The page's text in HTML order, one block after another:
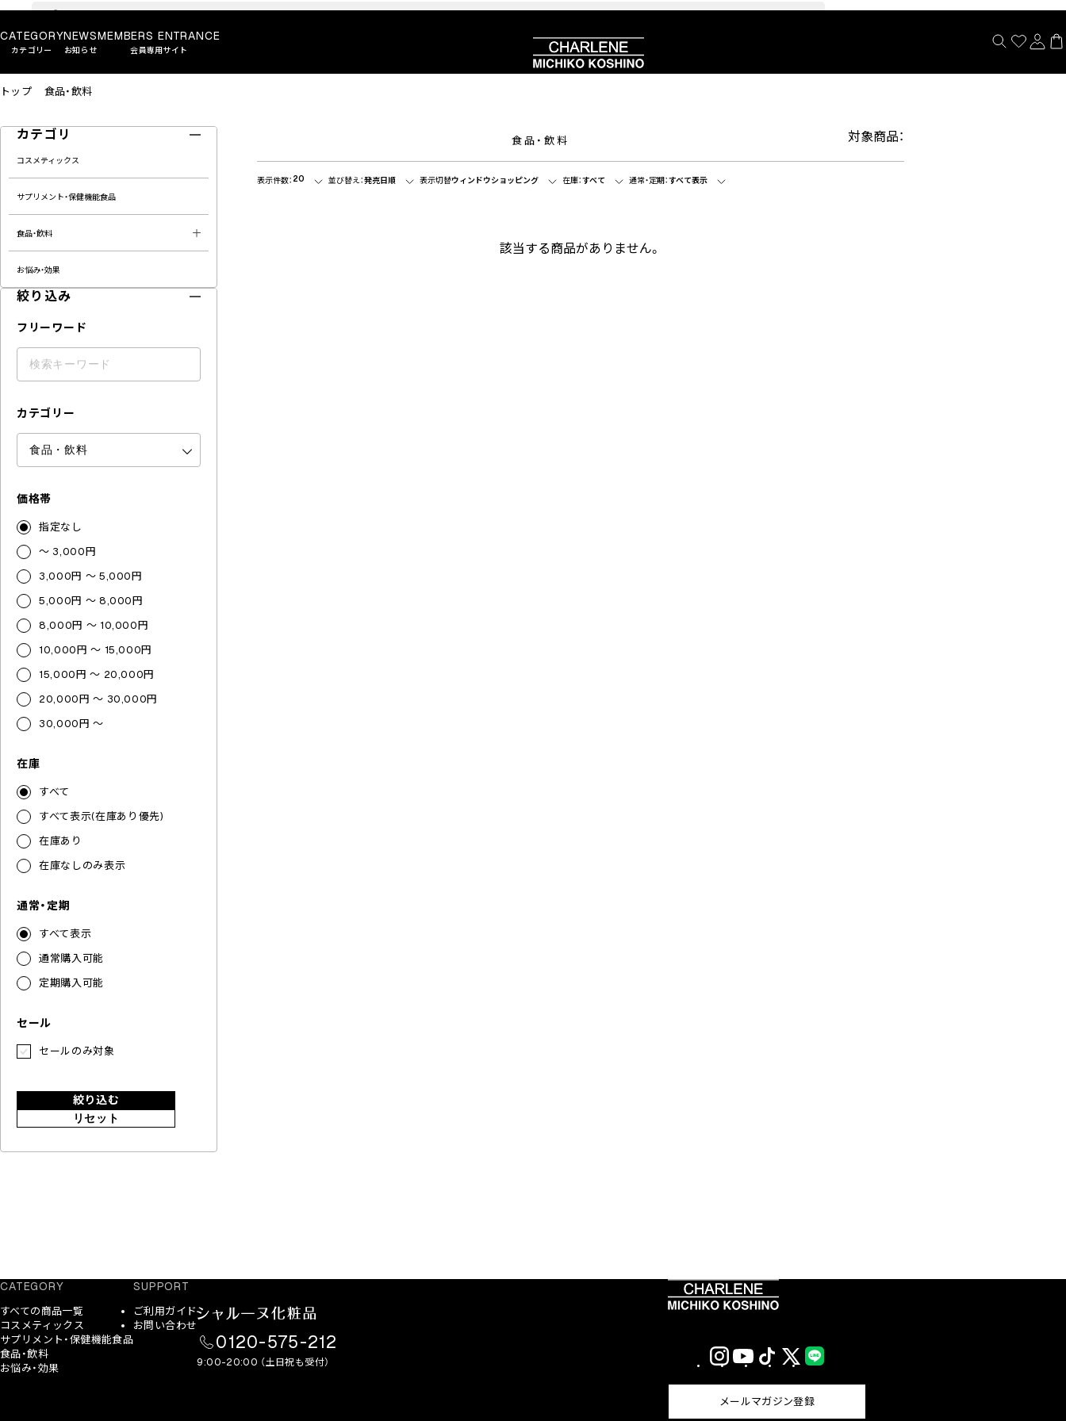
CATEGORY
カテゴリー
NEWS
お知らせ
MEMBERS ENTRANCE
会員専用サイト
トップ 食品・飲料
カテゴリ
コスメティックス
サプリメント・保健機能食品
食品・飲料
お悩み・効果
絞り込み
フリーワード
カテゴリー
価格帯
指定なし
～ 3,000円
3,000円 ～ 5,000円
5,000円 ～ 8,000円
8,000円 ～ 10,000円
10,000円 ～ 15,000円
15,000円 ～ 20,000円
20,000円 ～ 30,000円
30,000円 ～
在庫
すべて
すべて表示(在庫あり優先)
在庫あり
在庫なしのみ表示
通常・定期
すべて表示
通常購入可能
定期購入可能
セール
セールのみ対象
絞り込む
リセット
食品・飲料 対象商品：
表示件数： 20 並び替え：発売日順 表示切替ウィンドウショッピング 在庫：すべて 通常・定期：すべて表示
該当する商品がありません。
CATEGORY
すべての商品一覧
コスメティックス
サプリメント・保健機能食品
食品・飲料
お悩み・効果
SUPPORT
ご利用ガイド
お問い合わせ
0120-575-212
9:00-20:00 （土日祝も受付）
InstagramYouTubeTikTok X
(Twitter)
メールマガジン登録